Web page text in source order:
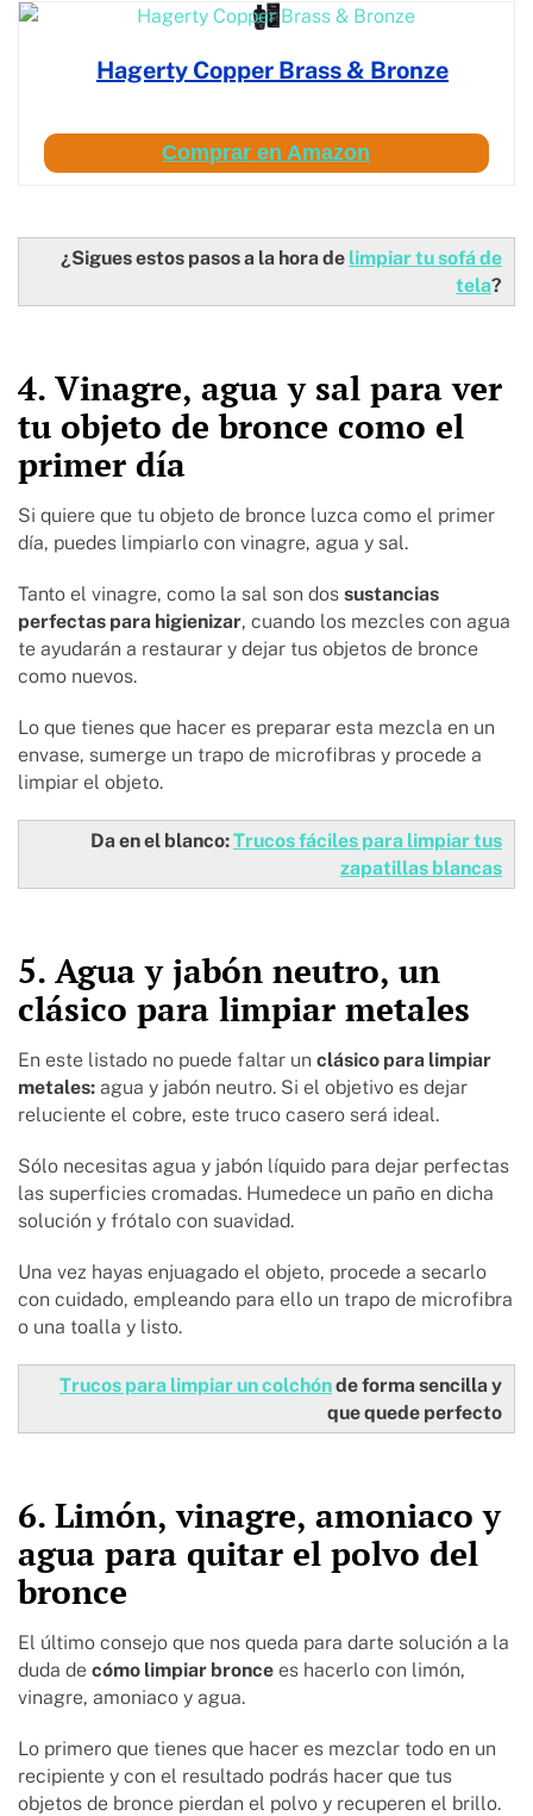
Hagerty Copper Brass & Bronze
Comprar en Amazon
¿Sigues estos pasos a la hora de limpiar tu sofá de
tela?
4. Vinagre, agua y sal para ver
tu objeto de bronce como el
primer día
Si quiere que tu objeto de bronce luzca como el primer
día, puedes limpiarlo con vinagre, agua y sal.
Tanto el vinagre, como la sal son dos sustancias
perfectas para higienizar, cuando los mezcles con agua
te ayudarán a restaurar y dejar tus objetos de bronce
como nuevos.
Lo que tienes que hacer es preparar esta mezcla en un
envase, sumerge un trapo de microfibras y procede a
limpiar el objeto.
Da en el blanco:Trucos fáciles para limpiar tus
zapatillas blancas
5. Agua y jabón neutro, un
clásico para limpiar metales
En este listado no puede faltar un clásico para limpiar
metales: agua y jabón neutro. Si el objetivo es dejar
reluciente el cobre, este truco casero será ideal.
Sólo necesitas agua y jabón líquido para dejar perfectas
las superficies cromadas. Humedece un paño en dicha
solución y frótalo con suavidad.
Una vez hayas enjuagado el objeto, procede a secarlo
con cuidado, empleando para ello un trapo de microfibra
o una toalla y listo.
Trucos para limpiar un colchónde forma sencilla y
que quede perfecto
6. Limón, vinagre, amoniaco y
agua para quitar el polvo del
bronce
El último consejo que nos queda para darte solución a la
duda de cómo limpiar bronce es hacerlo con limón,
vinagre, amoniaco y agua.
Lo primero que tienes que hacer es mezclar todo en un
recipiente y con el resultado podrás hacer que tus
objetos de bronce pierdan el polvo y recuperen el brillo.